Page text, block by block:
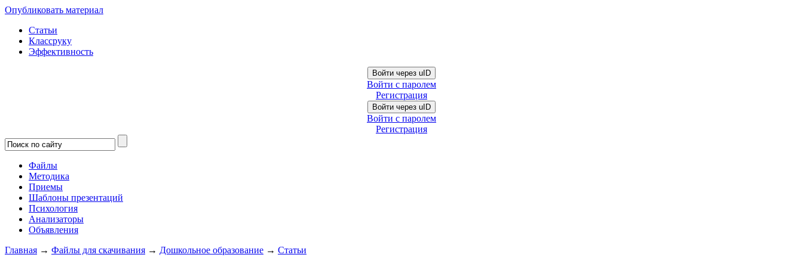
Опубликовать материал
Статьи
Классруку
Эффективность
Войти через uID
Войти с паролем
Регистрация
Войти через uID
Войти с паролем
Регистрация
Файлы
Методика
Приемы
Шаблоны презентаций
Психология
Анализаторы
Объявления
Главная → Файлы для скачивания → Дошкольное образование → Статьи